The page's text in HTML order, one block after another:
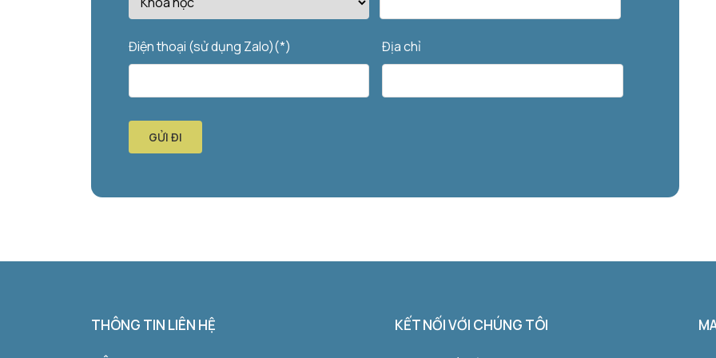
Điện thoại (sử dụng Zalo)(*) Địa chỉ
GỬI ĐI
THÔNG TIN LIÊN HỆ KẾT NỐI VỚI CHÚNG TÔI